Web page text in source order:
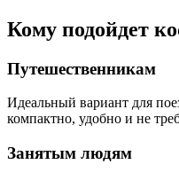
Кому подойдет
Путешественникам
Идеальный вариант для
компактно, удобно и не
Занятым людям